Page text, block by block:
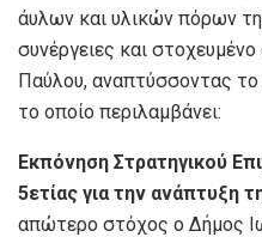
άυλων και υλικών πόρων
συνέργειες και
Παύλου, αναπτύσσοντας
το οποίο περιλαμβάνει:
Εκπόνηση Στρατηγικού
5ετίας για την ανάπτυξη
απώτερο στόχος ο Δήμος